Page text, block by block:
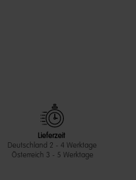
Lieferzeit
Deutschland 2 - 4 Werktage
Österreich 3 - 5 Werktage